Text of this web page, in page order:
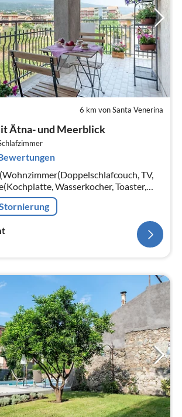
6 km von Santa Venerina
Ätna- und Meerblick
TV,
Wasserkocher, Toaster,
Espressomaschine, Backofen,
Kühl...